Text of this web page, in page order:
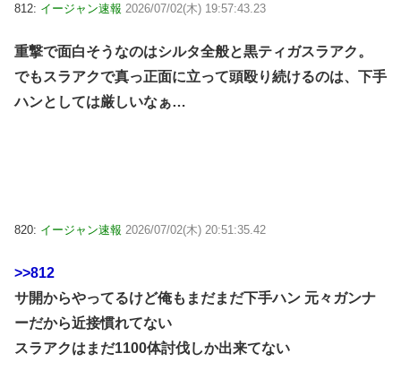
812: イージャン速報 2026/07/02(木) 19:57:43.23
重撃で面白そうなのはシルタ全般と黒ティガスラアク。
でもスラアクで真っ正面に立って頭殴り続けるのは、下手
ハンとしては厳しいなぁ…
820: イージャン速報 2026/07/02(木) 20:51:35.42
>>812
サ開からやってるけど俺もまだまだ下手ハン 元々ガンナ
ーだから近接慣れてない
スラアクはまだ1100体討伐しか出来てない